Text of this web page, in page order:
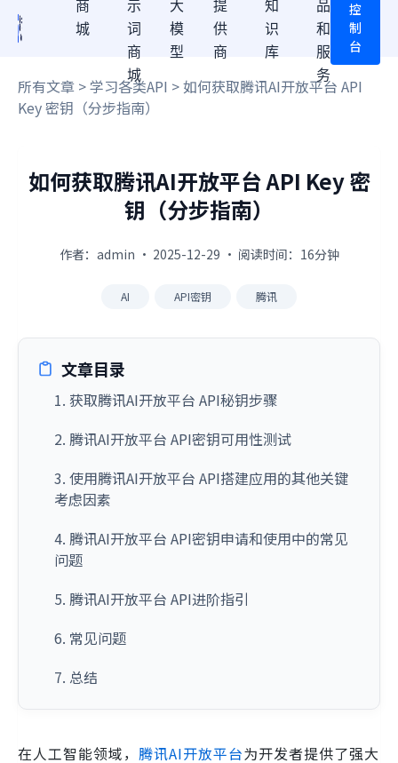
商
城
示
词
商
城
大
模
型
提
供
商
知
识
库
品
和
服
务
控
制
台
所有文章 >学习各类API > 如何获取腾讯AI开放平台 API
Key 密钥（分步指南）
如何获取腾讯AI开放平台 API Key 密
钥（分步指南）
作者：admin · 2025-12-29 · 阅读时间：16分钟
AI API密钥 腾讯
文章目录
1. 获取腾讯AI开放平台 API秘钥步骤
2. 腾讯AI开放平台 API密钥可用性测试
3. 使用腾讯AI开放平台 API搭建应用的其他关键
考虑因素
4. 腾讯AI开放平台 API密钥申请和使用中的常见
问题
5. 腾讯AI开放平台 API进阶指引
6. 常见问题
7. 总结
在人工智能领域， 腾讯AI开放平台为开发者提供了强大